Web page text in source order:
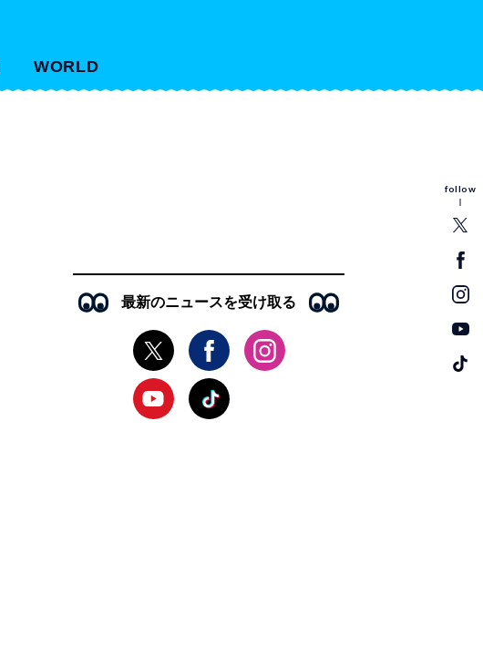
WORLD
follow
最新のニュースを受け取る